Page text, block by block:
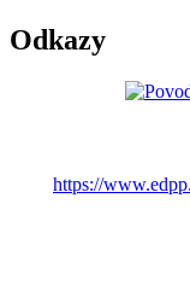
Odkazy
https://